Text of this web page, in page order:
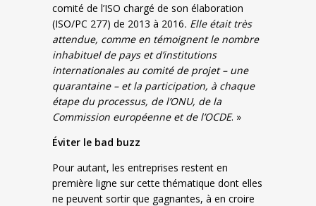
comité de l’ISO chargé de son élaboration
(ISO/PC 277) de 2013 à 2016. Elle était très
attendue, comme en témoignent le nombre
inhabituel de pays et d’institutions
internationales au comité de projet – une
quarantaine – et la participation, à chaque
étape du processus, de l’ONU, de la
Commission européenne et de l’OCDE. »
Éviter le bad buzz
Pour autant, les entreprises restent en
première ligne sur cette thématique dont elles
ne peuvent sortir que gagnantes, à en croire